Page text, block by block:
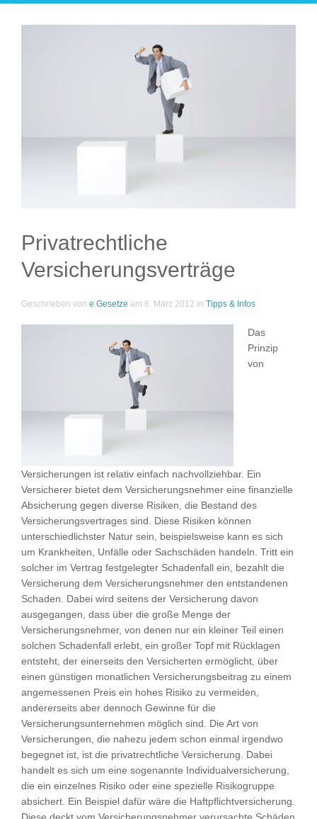
Privatrechtliche
Versicherungsverträge
Geschrieben von e Gesetze am 6. März 2012 in Tipps & Infos
Das
Prinzip
von
Versicherungen ist relativ einfach nachvollziehbar. Ein
Versicherer bietet dem Versicherungsnehmer eine finanzielle
Absicherung gegen diverse Risiken, die Bestand des
Versicherungsvertrages sind. Diese Risiken können
unterschiedlichster Natur sein, beispielsweise kann es sich
um Krankheiten, Unfälle oder Sachschäden handeln. Tritt ein
solcher im Vertrag festgelegter Schadenfall ein, bezahlt die
Versicherung dem Versicherungsnehmer den entstandenen
Schaden. Dabei wird seitens der Versicherung davon
ausgegangen, dass über die große Menge der
Versicherungsnehmer, von denen nur ein kleiner Teil einen
solchen Schadenfall erlebt, ein großer Topf mit Rücklagen
entsteht, der einerseits den Versicherten ermöglicht, über
einen günstigen monatlichen Versicherungsbeitrag zu einem
angemessenen Preis ein hohes Risiko zu vermeiden,
andererseits aber dennoch Gewinne für die
Versicherungsunternehmen möglich sind. Die Art von
Versicherungen, die nahezu jedem schon einmal irgendwo
begegnet ist, ist die privatrechtliche Versicherung. Dabei
handelt es sich um eine sogenannte Individualversicherung,
die ein einzelnes Risiko oder eine spezielle Risikogruppe
absichert. Ein Beispiel dafür wäre die Haftpflichtversicherung.
Diese deckt vom Versicherungsnehmer verursachte Schäden